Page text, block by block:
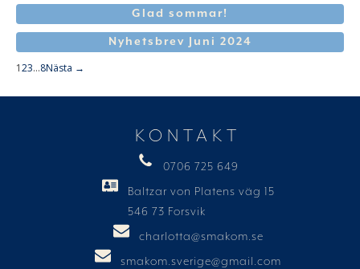
Glad sommar!
Nyhetsbrev Juni 2024
123…8Nästa →
KONTAKT
0706 725 649
Baltzar von Platens väg 15
546 73 Forsvik
charlotta@smakom.se
smakom.sverige@gmail.com